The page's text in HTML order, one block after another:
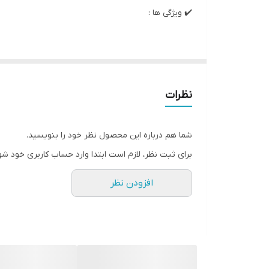
✔️ ویژگی ها :
• بافت کرمی لوکس به لب ها رنگی جذاب می بخشد
• روکش ساتن جذاب، نتیجه ای فریبنده و حجیم ایجاد
• کره شی، موم های طبیعی و ویتامین E مراقبت ملایم و تغذیه شدیدی را ارائه می دهند و نرمی و لطافت لب ها را باز می گرداند.
نظرات
شما هم درباره این محصول نظر خود را بنویسید.
برای ثبت نظر، لازم است ابتدا وارد حساب کاربری خود
افزودن نظر